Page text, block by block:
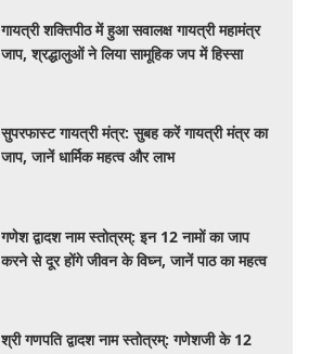
गायत्री शक्तिपीठ में हुआ सवालक्ष गायत्री महामंत्र
जाप, श्रद्धालुओं ने लिया सामूहिक जप में हिस्सा
सुपरफास्ट गायत्री मंत्र: सुबह करें गायत्री मंत्र का
जाप, जानें धार्मिक महत्व और लाभ
गणेश द्वादश नाम स्तोत्रम्: इन 12 नामों का जाप
करने से दूर होंगे जीवन के विघ्न, जानें पाठ का महत्व
श्री गणपति द्वादश नाम स्तोत्रम्: गणेशजी के 12